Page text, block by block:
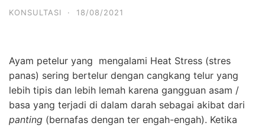
KONSULTASI · 18/08/2021
Ayam petelur yang mengalami Heat Stress (stres
panas) sering bertelur dengan cangkang telur yang
lebih tipis dan lebih lemah karena gangguan asam /
basa yang terjadi di dalam darah sebagai akibat dari
panting (bernafas dengan ter engah-engah). Ketika